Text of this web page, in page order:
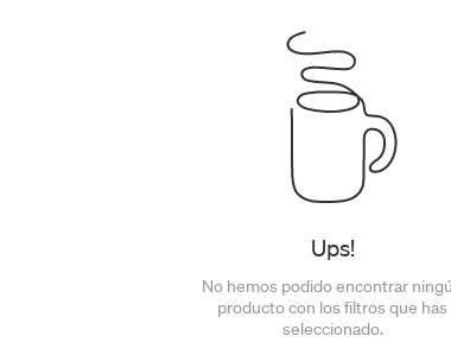
Ups!
No hemos podido encontrar
producto con los filtros que has
seleccionado.